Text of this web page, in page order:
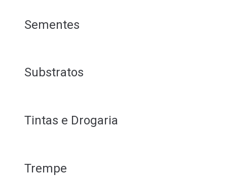
Sementes
Substratos
Tintas e Drogaria
Trempe